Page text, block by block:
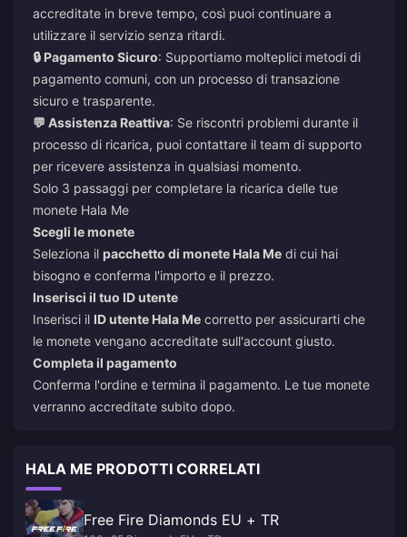
accreditate in breve tempo, così puoi continuare a
utilizzare il servizio senza ritardi.
🔒 Pagamento Sicuro: Supportiamo molteplici metodi di
pagamento comuni, con un processo di transazione
sicuro e trasparente.
💬 Assistenza Reattiva: Se riscontri problemi durante il
processo di ricarica, puoi contattare il team di supporto
per ricevere assistenza in qualsiasi momento.
Solo 3 passaggi per completare la ricarica delle tue
monete Hala Me
Scegli le monete
Seleziona il pacchetto di monete Hala Me di cui hai
bisogno e conferma l'importo e il prezzo.
Inserisci il tuo ID utente
Inserisci il ID utente Hala Me corretto per assicurarti che
le monete vengano accreditate sull'account giusto.
Completa il pagamento
Conferma l'ordine e termina il pagamento. Le tue monete
verranno accreditate subito dopo.
HALA ME PRODOTTI CORRELATI
Free Fire Diamonds EU + TR